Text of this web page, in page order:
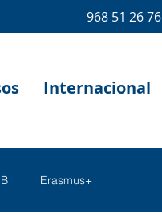
968 51 26 76
Internacional
Erasmus+